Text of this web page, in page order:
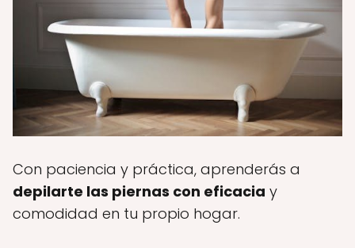
Con paciencia y práctica, aprenderás a
depilarte las piernas con eficacia y
comodidad en tu propio hogar.